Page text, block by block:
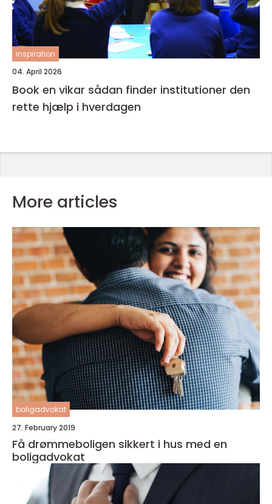
inspiration
04. April 2026
Book en vikar sådan finder institutioner den
rette hjælp i hverdagen
More articles
boligadvokat
27. February 2019
Få drømmeboligen sikkert i hus med en
boligadvokat